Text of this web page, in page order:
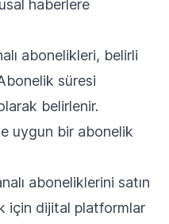
haberlere
abonelikleri, belirli
süresi
belirlenir.
uygun bir abonelik
aboneliklerini satın
için dijital platformlar